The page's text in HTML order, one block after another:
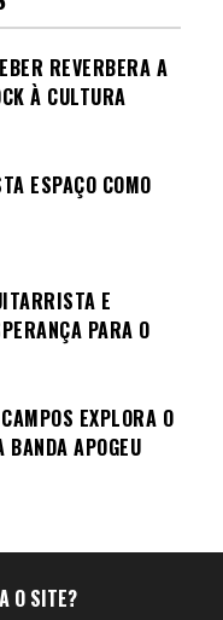
REVERBERA A
À CULTURA
ESPAÇO COMO
E
PARA O
EXPLORA O
BANDA APOGEU
O SITE?